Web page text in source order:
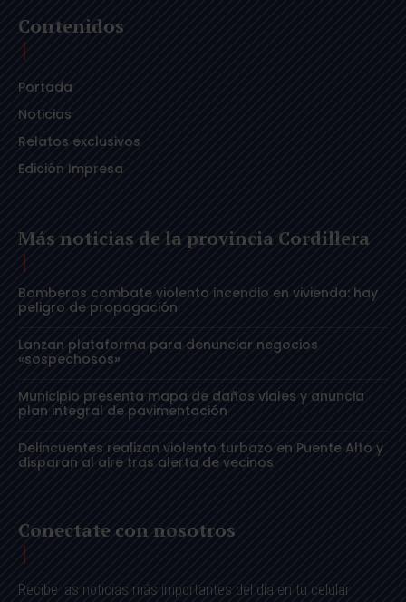
Contenidos
Portada
Noticias
Relatos exclusivos
Edición Impresa
Más noticias de la provincia Cordillera
Bomberos combate violento incendio en vivienda: hay
peligro de propagación
Lanzan plataforma para denunciar negocios
«sospechosos»
Municipio presenta mapa de daños viales y anuncia
plan integral de pavimentación
Delincuentes realizan violento turbazo en Puente Alto y
disparan al aire tras alerta de vecinos
Conectate con nosotros
Recibe las noticias más importantes del día en tu celular